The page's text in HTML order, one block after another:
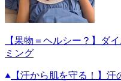
【果物＝ヘルシー？】ダ
ミング
【汗から肌を守る！】